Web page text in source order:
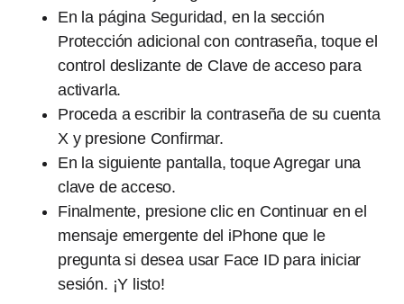
En la página Seguridad, en la sección
Protección adicional con contraseña, toque el
control deslizante de Clave de acceso para
activarla.
Proceda a escribir la contraseña de su cuenta
X y presione Confirmar.
En la siguiente pantalla, toque Agregar una
clave de acceso.
Finalmente, presione clic en Continuar en el
mensaje emergente del iPhone que le
pregunta si desea usar Face ID para iniciar
sesión. ¡Y listo!